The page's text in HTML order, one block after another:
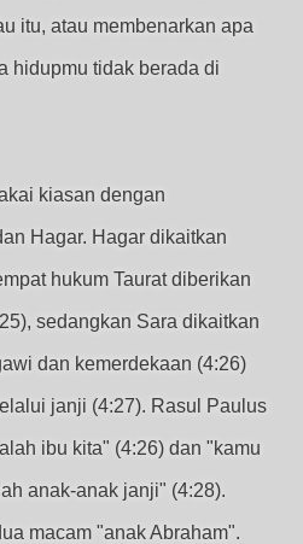
itu, atau membenarkan apa
hidupmu tidak berada di
kiasan dengan
Hagar. Hagar dikaitkan
hukum Taurat diberikan
sedangkan Sara dikaitkan
dan kemerdekaan (4:26)
janji (4:27). Rasul Paulus
ibu kita" (4:26) dan "kamu
anak-anak janji" (4:28).
macam "anak Abraham".